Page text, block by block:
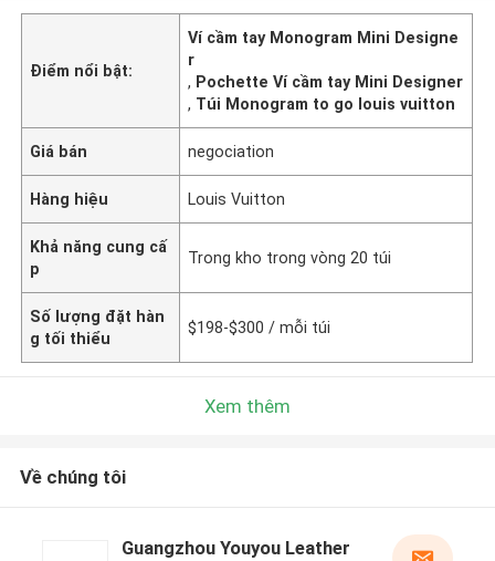
Điểm nổi bật:
Ví cầm tay Monogram Mini Designe
r
, Pochette Ví cầm tay Mini Designer
, Túi Monogram to go louis vuitton
Giá bán negociation
Hàng hiệu Louis Vuitton
Khả năng cung cấ
p
Trong kho trong vòng 20 túi
Số lượng đặt hàn
g tối thiểu
$198-$300 / mỗi túi
Xem thêm
Về chúng tôi
Guangzhou Youyou Leather